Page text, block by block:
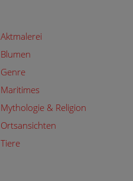
Aktmalerei
Blumen
Genre
Maritimes
Mythologie & Religion
Ortsansichten
Tiere